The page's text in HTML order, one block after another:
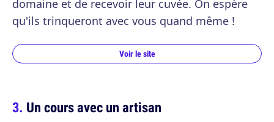
domaine et de recevoir leur cuvée. On espère
qu'ils trinqueront avec vous quand même !
Voir le site
Un cours avec un artisan